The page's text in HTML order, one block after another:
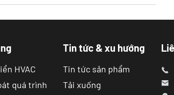
HVAC
quá trình
Tin tức & xu hướng
Tin tức sản phẩm
Tải xuống

